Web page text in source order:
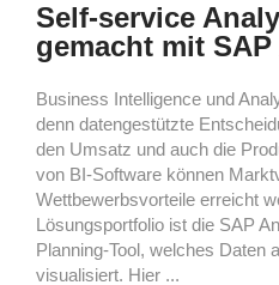
Self-service
gemacht mit
Business Intelligence und
denn datengestützte
den Umsatz und auch die
von BI-Software können
Wettbewerbsvorteile erreicht
Lösungsportfolio ist die SAP
Planning-Tool, welches Daten
visualisiert. Hier ...